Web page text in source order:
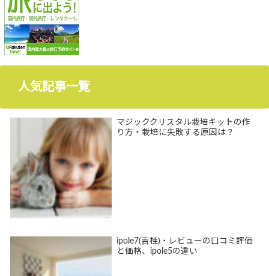
人気記事一覧
マジッククリスタル栽培キットの作
り方・栽培に失敗する原因は？
ipole7(吉桂)・レビューの口コミ評価
と価格、ipole5の違い